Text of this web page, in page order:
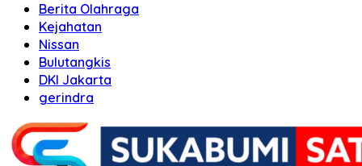
Berita Olahraga
Kejahatan
Nissan
Bulutangkis
DKI Jakarta
gerindra